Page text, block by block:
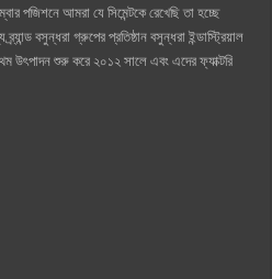
পজিশনে আমরা যে সিমেন্টকে রেখেছি তা হচ্ছে
বসুন্ধরা গ্রুপের প্রতিষ্ঠান বসুন্ধরা ইন্ডাস্ট্রিয়াল
উৎপাদন শুরু করে ২০১২ সালে এবং এদের ফ্যাক্টরি